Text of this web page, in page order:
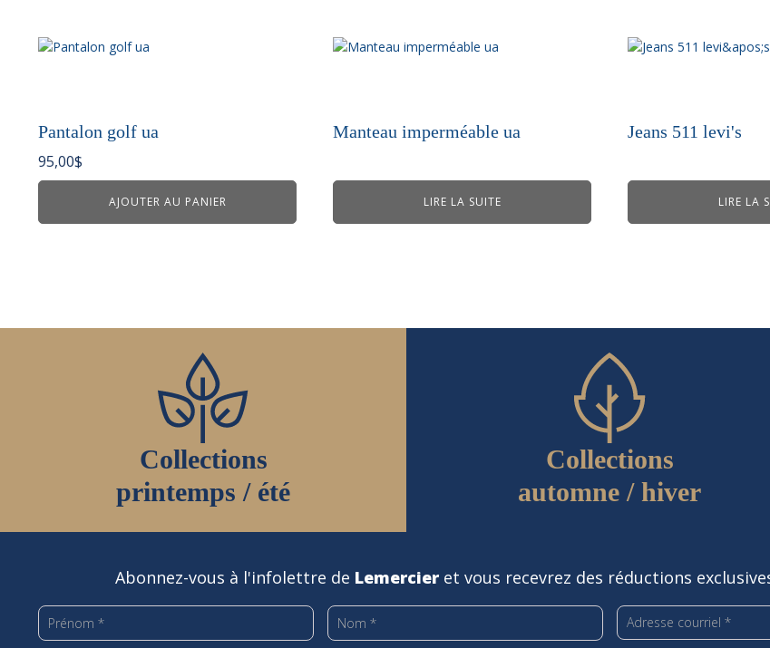
Pantalon golf ua
95,00$
AJOUTER AU PANIER
Manteau imperméable ua
LIRE LA SUITE
Jeans 511 levi's
LIRE LA
Collections
printemps / été
Collections
automne / hiver
Abonnez-vous à l'infolettre de Lemercieret vous recevrez des réductions